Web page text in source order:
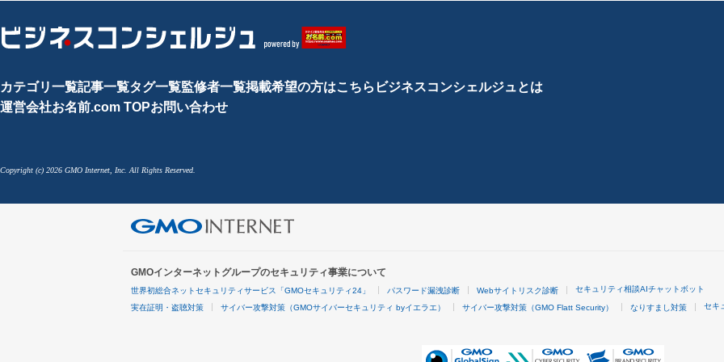
カテゴリ一覧記事一覧タグ一覧監修者一覧掲載希望の方はこちら ビジネスコンシェルジュとは
運営会社お名前.com TOPお問い合わせ
Copyright (c) 2026 GMO Internet, Inc. All Rights Reserved.
GMOインターネットグループのセキュリティ事業について
世界初総合ネットセキュリティサービス「GMOセキュリティ24」 パスワード漏洩診断 Webサイトリスク診断 セキュリティ相談AIチャットボット
実在証明・盗聴対策 サイバー攻撃対策（GMOサイバーセキュリティ byイエラエ） サイバー攻撃対策（GMO Flatt Security） なりすまし対策 セキ